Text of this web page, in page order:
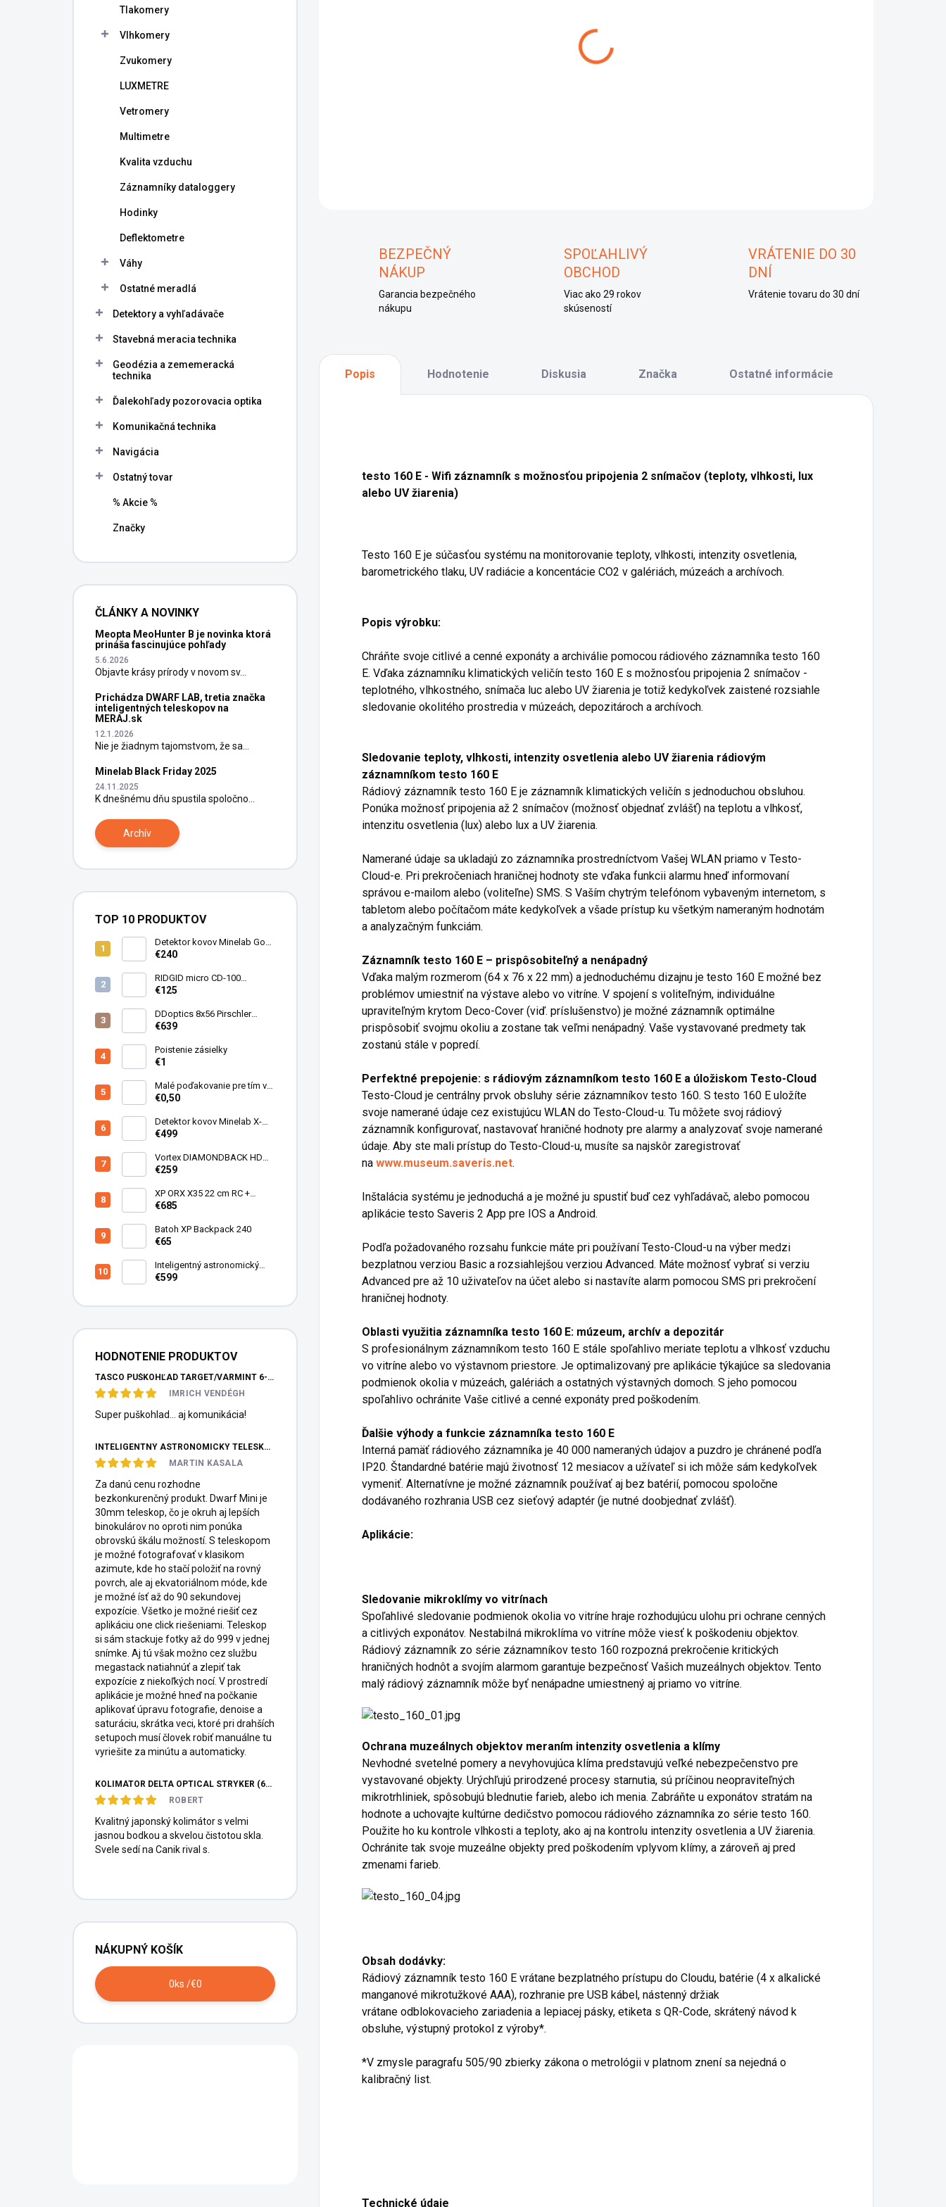
Tlakomery
Vlhkomery
Zvukomery
LUXMETRE
Vetromery
Multimetre
Kvalita vzduchu
Záznamníky dataloggery
Hodinky
Deflektometre
Váhy
Ostatné meradlá
Detektory a vyhľadávače
Stavebná meracia technika
Geodézia a zememeracká
technika
Ďalekohľady pozorovacia optika
Komunikačná technika
Navigácia
Ostatný tovar
% Akcie %
Značky
ČLÁNKY A NOVINKY
Meopta MeoHunter B je novinka ktorá
prináša fascinujúce pohľady
5.6.2026
Objavte krásy prírody v novom sv...
Prichádza DWARF LAB, tretia značka
inteligentných teleskopov na
MERAJ.sk
12.1.2026
Nie je žiadnym tajomstvom, že sa...
Minelab Black Friday 2025
24.11.2025
K dnešnému dňu spustila spoločno...
Archív
TOP 10 PRODUKTOV
Detektor kovov Minelab Go
Find 66
€240
RIDGID micro CD-100
Detektor horľavých plynov
€125
DDoptics 8x56 Pirschler
Gen.3 Magnesium zelený
€639
Poistenie zásielky
€1
Malé poďakovanie pre tím v
sklade
€0,50
Detektor kovov Minelab X-
Terra ELITE pinpoiter set
€499
Vortex DIAMONDBACK HD
10X50
€259
XP ORX X35 22 cm RC +
bezdrôtové slúchadlá
€685
Batoh XP Backpack 240
€65
Inteligentný astronomický
teleskop DwarfLab Dwarf III
€599
HODNOTENIE PRODUKTOV
TASCO PUŠKOHĽAD TARGET/VARMINT 6-24X42 MILDOT
IMRICH VENDÉGH
Super puškohlad... aj komunikácia!
INTELIGENTNÝ ASTRONOMICKÝ TELESKOP DWARFLAB DWARF MINI
MARTIN KASALA
Za danú cenu rozhodne
bezkonkurenčný produkt. Dwarf Mini je
30mm teleskop, čo je okruh aj lepších
binokulárov no oproti nim ponúka
obrovskú škálu možností. S teleskopom
je možné fotografovať v klasikom
azimute, kde ho stačí položiť na rovný
povrch, ale aj ekvatoriálnom móde, kde
je možné ísť až do 90 sekundovej
expozície. Všetko je možné riešiť cez
aplikáciu one click riešeniami. Teleskop
si sám stackuje fotky až do 999 v jednej
snímke. Aj tú však možno cez službu
megastack natiahnúť a zlepiť tak
expozície z niekoľkých nocí. V prostredí
aplikácie je možné hneď na počkanie
aplikovať úpravu fotografie, denoise a
saturáciu, skrátka veci, ktoré pri drahších
setupoch musí človek robiť manuálne tu
vyriešite za minútu a automaticky.
KOLIMÁTOR DELTA OPTICAL STRYKER (6MOA)
ROBERT
Kvalitný japonský kolimátor s velmi
jasnou bodkou a skvelou čistotou skla.
Svele sedí na Canik rival s.
NÁKUPNÝ KOŠÍK
0ks /€0
BEZPEČNÝ
NÁKUP
Garancia bezpečného
nákupu
SPOĽAHLIVÝ
OBCHOD
Viac ako 29 rokov
skúseností
VRÁTENIE DO 30
DNÍ
Vrátenie tovaru do 30 dní
Popis Hodnotenie Diskusia Značka Ostatné informácie
testo 160 E - Wifi záznamník s možnosťou pripojenia 2 snímačov (teploty, vlhkosti, lux
alebo UV žiarenia)
Testo 160 E je súčasťou systému na monitorovanie teploty, vlhkosti, intenzity osvetlenia,
barometrického tlaku, UV radiácie a koncentácie CO2 v galériách, múzeách a archívoch.
Popis výrobku:
Chráňte svoje citlivé a cenné exponáty a archiválie pomocou rádiového záznamníka testo 160
E. Vďaka záznamníku klimatických veličín testo 160 E s možnosťou pripojenia 2 snímačov -
teplotného, vlhkostného, snímača luc alebo UV žiarenia je totiž kedykoľvek zaistené rozsiahle
sledovanie okolitého prostredia v múzeách, depozitároch a archívoch.
Sledovanie teploty, vlhkosti, intenzity osvetlenia alebo UV žiarenia rádiovým
záznamníkom testo 160 E
Rádiový záznamník testo 160 E je záznamník klimatických veličín s jednoduchou obsluhou.
Ponúka možnosť pripojenia až 2 snímačov (možnosť objednať zvlášť) na teplotu a vlhkosť,
intenzitu osvetlenia (lux) alebo lux a UV žiarenia.
Namerané údaje sa ukladajú zo záznamníka prostredníctvom Vašej WLAN priamo v Testo-
Cloud-e. Pri prekročeniach hraničnej hodnoty ste vďaka funkcii alarmu hneď informovaní
správou e-mailom alebo (voliteľne) SMS. S Vaším chytrým telefónom vybaveným internetom, s
tabletom alebo počítačom máte kedykoľvek a všade prístup ku všetkým nameraným hodnotám
a analyzačným funkciám.
Záznamník testo 160 E – prispôsobiteľný a nenápadný
Vďaka malým rozmerom (64 x 76 x 22 mm) a jednoduchému dizajnu je testo 160 E možné bez
problémov umiestniť na výstave alebo vo vitríne. V spojení s voliteľným, individuálne
upraviteľným krytom Deco-Cover (viď. príslušenstvo) je možné záznamník optimálne
prispôsobiť svojmu okoliu a zostane tak veľmi nenápadný. Vaše vystavované predmety tak
zostanú stále v popredí.
Perfektné prepojenie: s rádiovým záznamníkom testo 160 E a úložiskom Testo-Cloud
Testo-Cloud je centrálny prvok obsluhy série záznamníkov testo 160. S testo 160 E uložíte
svoje namerané údaje cez existujúcu WLAN do Testo-Cloud-u. Tu môžete svoj rádiový
záznamník konfigurovať, nastavovať hraničné hodnoty pre alarmy a analyzovať svoje namerané
údaje. Aby ste mali prístup do Testo-Cloud-u, musíte sa najskôr zaregistrovať
na www.museum.saveris.net.
Inštalácia systému je jednoduchá a je možné ju spustiť buď cez vyhľadávač, alebo pomocou
aplikácie testo Saveris 2 App pre IOS a Android.
Podľa požadovaného rozsahu funkcie máte pri používaní Testo-Cloud-u na výber medzi
bezplatnou verziou Basic a rozsiahlejšou verziou Advanced. Máte možnosť vybrať si verziu
Advanced pre až 10 uživateľov na účet alebo si nastavíte alarm pomocou SMS pri prekročení
hraničnej hodnoty.
Oblasti využitia záznamníka testo 160 E: múzeum, archív a depozitár
S profesionálnym záznamníkom testo 160 E stále spoľahlivo meriate teplotu a vlhkosť vzduchu
vo vitríne alebo vo výstavnom priestore. Je optimalizovaný pre aplikácie týkajúce sa sledovania
podmienok okolia v múzeách, galériách a ostatných výstavných domoch. S jeho pomocou
spoľahlivo ochránite Vaše citlivé a cenné exponáty pred poškodením.
Ďalšie výhody a funkcie záznamníka testo 160 E
Interná pamäť rádiového záznamníka je 40 000 nameraných údajov a puzdro je chránené podľa
IP20. Štandardné batérie majú životnosť 12 mesiacov a užívateľ si ich môže sám kedykoľvek
vymeniť. Alternatívne je možné záznamník používať aj bez batérií, pomocou spoločne
dodávaného rozhrania USB cez sieťový adaptér (je nutné doobjednať zvlášť).
Aplikácie:
Sledovanie mikroklímy vo vitrínach
Spoľahlivé sledovanie podmienok okolia vo vitríne hraje rozhodujúcu ulohu pri ochrane cenných
a citlivých exponátov. Nestabilná mikroklíma vo vitríne môže viesť k poškodeniu objektov.
Rádiový záznamník zo série záznamníkov testo 160 rozpozná prekročenie kritických
hraničných hodnôt a svojím alarmom garantuje bezpečnosť Vašich muzeálnych objektov. Tento
malý rádiový záznamník môže byť nenápadne umiestnený aj priamo vo vitríne.
Ochrana muzeálnych objektov meraním intenzity osvetlenia a klímy
Nevhodné svetelné pomery a nevyhovujúca klíma predstavujú veľké nebezpečenstvo pre
vystavované objekty. Urýchľujú prirodzené procesy starnutia, sú príčinou neopraviteľných
mikrotrhliniek, spôsobujú blednutie farieb, alebo ich menia. Zabráňte u exponátov stratám na
hodnote a uchovajte kultúrne dedičstvo pomocou rádiového záznamníka zo série testo 160.
Použite ho ku kontrole vlhkosti a teploty, ako aj na kontrolu intenzity osvetlenia a UV žiarenia.
Ochránite tak svoje muzeálne objekty pred poškodením vplyvom klímy, a zároveň aj pred
zmenami farieb.
Obsah dodávky:
Rádiový záznamník testo 160 E vrátane bezplatného prístupu do Cloudu, batérie (4 x alkalické
manganové mikrotužkové AAA), rozhranie pre USB kábel, nástenný držiak
vrátane odblokovacieho zariadenia a lepiacej pásky, etiketa s QR-Code, skrátený návod k
obsluhe, výstupný protokol z výroby*.
*V zmysle paragrafu 505/90 zbierky zákona o metrológii v platnom znení sa nejedná o
kalibračný list.
Technické údaje